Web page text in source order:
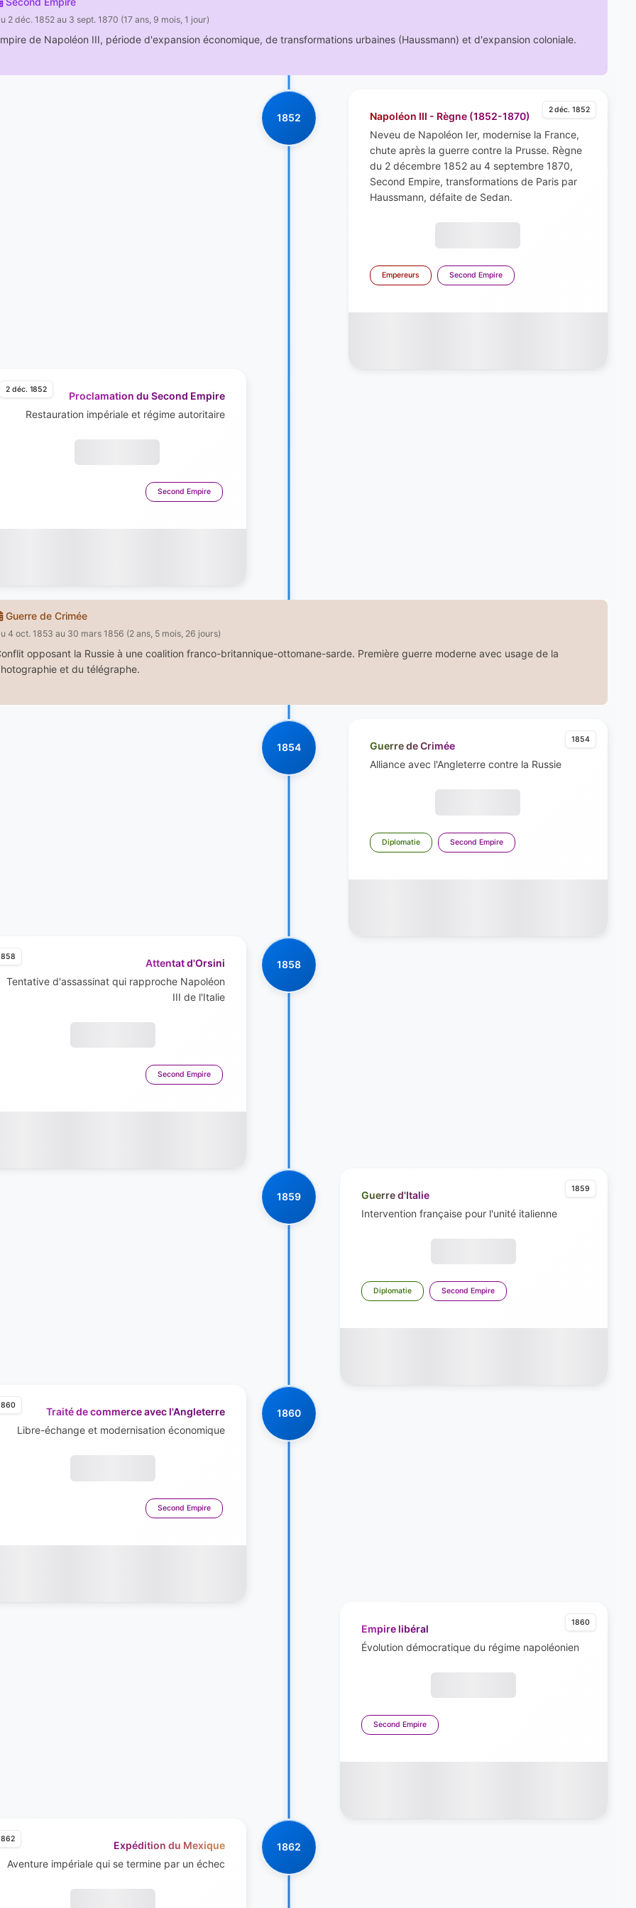
2 déc. 1852 au 3 sept. 1870 (17 ans, 9 mois, 1 jour)
de Napoléon III, période d'expansion économique, de transformations urbaines (Haussmann) et d'expansion coloniale.
1852
2 déc. 1852
Napoléon III - Règne (1852-1870)
Neveu de Napoléon Ier, modernise la France,
chute après la guerre contre la Prusse. Règne
du 2 décembre 1852 au 4 septembre 1870,
Second Empire, transformations de Paris par
Haussmann, défaite de Sedan.
Empereurs Second Empire
2 déc. 1852
Proclamation du Second Empire
Restauration impériale et régime autoritaire
Second Empire
Guerre de Crimée
4 oct. 1853 au 30 mars 1856 (2 ans, 5 mois, 26 jours)
opposant la Russie à une coalition franco-britannique-ottomane-sarde. Première guerre moderne avec usage de la
et du télégraphe.
1854
1854
Guerre de Crimée
Alliance avec l'Angleterre contre la Russie
Diplomatie Second Empire
1858
Attentat d'Orsini
Tentative d'assassinat qui rapproche Napoléon
III de l'Italie
Second Empire
1859
1859
Guerre d'Italie
Intervention française pour l'unité italienne
Diplomatie Second Empire
1860
Traité de commerce avec l'Angleterre
Libre-échange et modernisation économique
Second Empire
1860
Empire libéral
Évolution démocratique du régime napoléonien
Second Empire
1862
Expédition du Mexique
Aventure impériale qui se termine par un échec